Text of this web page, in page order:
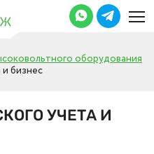
оборудования
бизнес
УЧЕТА И